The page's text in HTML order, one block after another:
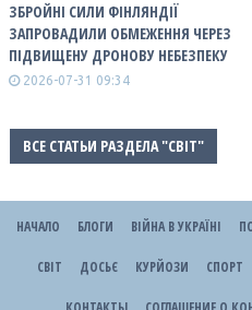
ЗБРОЙНІ СИЛИ ФІНЛЯНДІЇ
ЗАПРОВАДИЛИ ОБМЕЖЕННЯ ЧЕРЕЗ
ПІДВИЩЕНУ ДРОНОВУ НЕБЕЗПЕКУ
2026-07-31 09:34
ВСЕ СТАТЬИ РАЗДЕЛА "СВІТ"
НАЧАЛО БЛОГИ ВІЙНА В УКРАЇНІ
СВІТ ДОСЬЄ КУРЙОЗИ СПОРТ